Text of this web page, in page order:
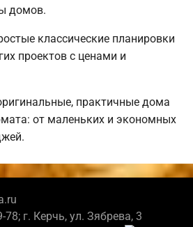
домов.
классические планировки
проектов с ценами и
практичные дома
от маленьких и экономных
78; г. Керчь, ул. Зябрева, 3